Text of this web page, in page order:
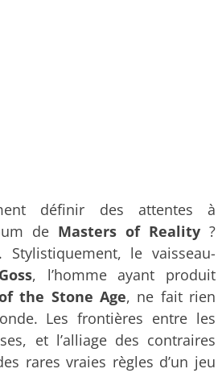
définir des attentes à
de Masters of Reality ?
Stylistiquement, le vaisseau-
, l’homme ayant produit
the Stone Age, ne fait rien
Les frontières entre les
et l’alliage des contraires
rares vraies règles d’un jeu